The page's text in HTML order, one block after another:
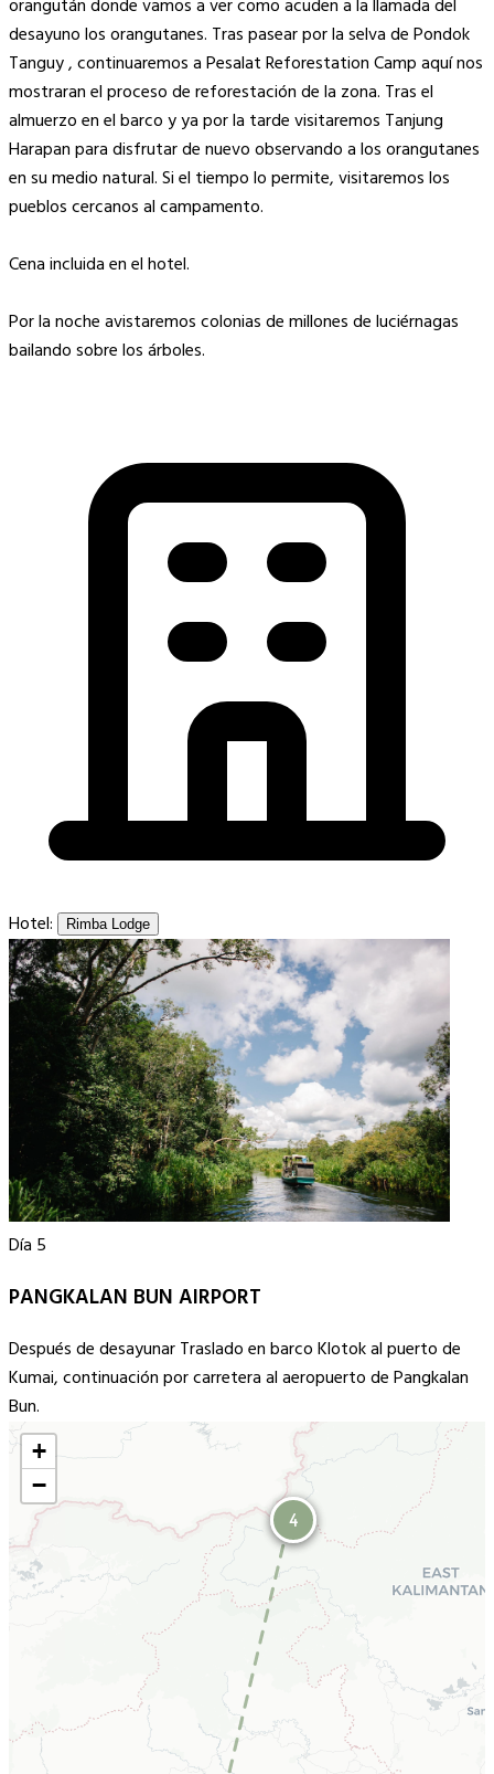
orangután donde vamos a ver como acuden a la llamada del
desayuno los orangutanes. Tras pasear por la selva de Pondok
Tanguy , continuaremos a Pesalat Reforestation Camp aquí nos
mostraran el proceso de reforestación de la zona. Tras el
almuerzo en el barco y ya por la tarde visitaremos Tanjung
Harapan para disfrutar de nuevo observando a los orangutanes
en su medio natural. Si el tiempo lo permite, visitaremos los
pueblos cercanos al campamento.
Cena incluida en el hotel.
Por la noche avistaremos colonias de millones de luciérnagas
bailando sobre los árboles.
Hotel: Rimba Lodge
Día 5
PANGKALAN BUN AIRPORT
Después de desayunar Traslado en barco Klotok al puerto de
Kumai, continuación por carretera al aeropuerto de Pangkalan
Bun.
3
4
+
−